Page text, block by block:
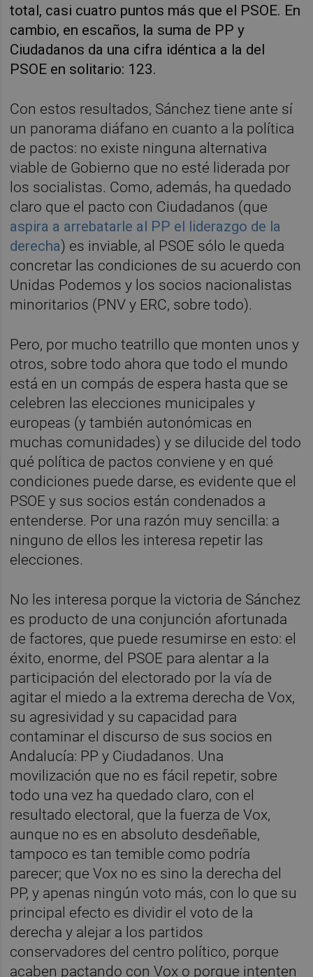
total, casi cuatro puntos más que el PSOE. En
cambio, en escaños, la suma de PP y
Ciudadanos da una cifra idéntica a la del
PSOE en solitario: 123.
Con estos resultados, Sánchez tiene ante sí
un panorama diáfano en cuanto a la política
de pactos: no existe ninguna alternativa
viable de Gobierno que no esté liderada por
los socialistas. Como, además, ha quedado
claro que el pacto con Ciudadanos (que
aspira a arrebatarle al PP el liderazgo de la
derecha) es inviable, al PSOE sólo le queda
concretar las condiciones de su acuerdo con
Unidas Podemos y los socios nacionalistas
minoritarios (PNV y ERC, sobre todo).
Pero, por mucho teatrillo que monten unos y
otros, sobre todo ahora que todo el mundo
está en un compás de espera hasta que se
celebren las elecciones municipales y
europeas (y también autonómicas en
muchas comunidades) y se dilucide del todo
qué política de pactos conviene y en qué
condiciones puede darse, es evidente que el
PSOE y sus socios están condenados a
entenderse. Por una razón muy sencilla: a
ninguno de ellos les interesa repetir las
elecciones.
No les interesa porque la victoria de Sánchez
es producto de una conjunción afortunada
de factores, que puede resumirse en esto: el
éxito, enorme, del PSOE para alentar a la
participación del electorado por la vía de
agitar el miedo a la extrema derecha de Vox,
su agresividad y su capacidad para
contaminar el discurso de sus socios en
Andalucía: PP y Ciudadanos. Una
movilización que no es fácil repetir, sobre
todo una vez ha quedado claro, con el
resultado electoral, que la fuerza de Vox,
aunque no es en absoluto desdeñable,
tampoco es tan temible como podría
parecer; que Vox no es sino la derecha del
PP, y apenas ningún voto más, con lo que su
principal efecto es dividir el voto de la
derecha y alejar a los partidos
conservadores del centro político, porque
acaben pactando con Vox o porque intenten